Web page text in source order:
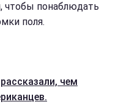
чтобы понаблюдать
поля.
чем